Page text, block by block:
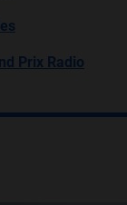
Prix Radio